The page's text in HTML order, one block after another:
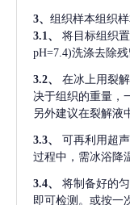
3、 组织样本组织
3.1、
将目标组织
pH=7.4)洗涤去除
3.2、
在冰上用裂
决于组织的重量，
另外建议在裂解液
3.3、 可再利用超
过程中，需冰浴降
3.4、 将制备好的
即可检测。或按一